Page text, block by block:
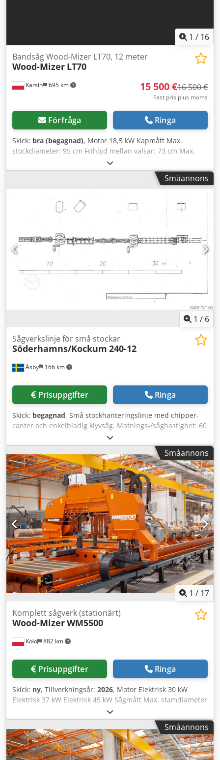
1 / 16
Karsin 695 km
Bandsåg Wood-Mizer LT70, 12 meter
Wood-Mizer LT70
15 500 €16 500 €
Fast pris plus moms
Förfråga Ringa
Skick: bra (begagnad), Motor 18,5 kW Kapmått Max.
stockdiameter: 95 cm Frihöjd mellan valsar: 73 cm Max.
kapbredd (fyrkant): 64 cm Max. kaphöjd ovanför sågband:
39 cm Max. kaplängd: 12 m Såghuvudets utrustning
Dedpoxhb Uvefx Aqqekr Automatisk inställning av
kapgrovlek Såghuvudets matning upp/ner: Elektrisk
Såghuvudets matning fram/bak: Elektrisk Styrarmsmatning
för sågband: Elektrisk Sågbandsspänningssystem:
Hydrauliskt med luftkudde Barkfräs Utsugsöppning för
sågspån: 150 mm Sågband Längd: 4670 mm Bredd: 38 mm
50 mm Sågbandshjul Diameter: 600 mm Typ: Med rem
Material: Gjutjärn Full hydraulik
Småannons
1 / 6
Åsby 166 km
Sågverkslinje för små stockar
Söderhamns/Kockum 240-12
Prisuppgifter Ringa
Skick: begagnad, Små stockhanteringslinje med chipper-
canter och enkelbladig klyvsåg. Matnings-/såghastighet: 60
m/min. Linjen består av följande delar: - Transportör för
stockar - Centrerande inmatning med stockvridare
Dkjdsiiciqjpfx Aqqor - Första chipper-canter för runda
stockar - Utmatningstransportör - Blockvändare -
Inmatning till andra canter - Andra chipper-canter för
block - Utmatningstransportör - Enkelbladig klyvsåg Vi kan
även erbjuda utrustningen genomgången och servad.
Småannons
1 / 17
Koło 882 km
Komplett sågverk (stationärt)
Wood-MizerWM5500
Prisuppgifter Ringa
Skick: ny, Tillverkningsår: 2026, Motor Elektrisk 30 kW
Elektrisk 37 kW Elektrisk 45 kW Sågmått Max. stamdiameter
105 cm Max. stamlängd 4,5 m (S-bädd) 8,4 m (L-bädd) Upp
till 12 m (special) Avstånd mellan rullarna 90 cm Max.
sågbredd (timbring) 85 cm Såghuvudets utrustning
Anordning för automatisk inställning av sågtjocklek
(Setworks) Industriell PLC-styrning med automatiskt läge
Småannons